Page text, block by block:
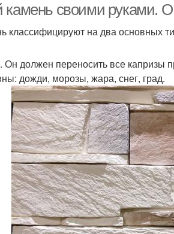
камень своими руками.
классифицируют на два основных
должен переносить все капризы
дожди, морозы, жара, снег, град.